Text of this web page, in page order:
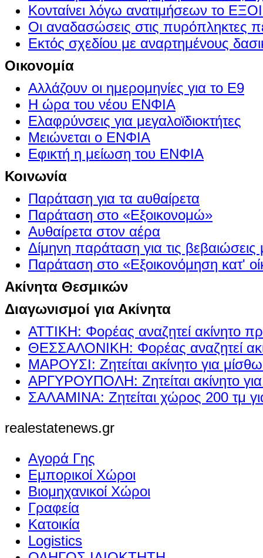
Κονταίνει λόγω ανατιμήσεων το
Οι αναδασώσεις στις πυρόπληκτες
Εκτός σχεδίου με αναρτημένους
Οικονομία
Αλλάζουν οι ημερομηνίες για το Ε9
Η ώρα του νέου ΕΝΦΙΑ
Ελαφρύνσεις για μεγαλοϊδιοκτήτες
Μειώνεται ο ΕΝΦΙΑ
Εφικτή η μείωση του ΕΝΦΙΑ
Κοινωνία
Παράταση για τα αυθαίρετα
Παράταση στο «Εξοικονομώ»
Αυθαίρετα στον αέρα
Δίμηνη παράταση για τις βεβαιώσεις
Παράταση στο «Εξοικονόμηση κατ'
Ακίνητα Θεσμικών
Διαγωνισμοί για Ακίνητα
ΑΤΤΙΚΗ: Φορέας αναζητεί ακίνητο
ΘΕΣΣΑΛΟΝΙΚΗ: Φορέας αναζητεί
ΜΑΡΟΥΣΙ: Ζητείται ακίνητο για
ΑΡΓΥΡΟΥΠΟΛΗ: Ζητείται ακίνητο
ΣΑΛΑΜΙΝΑ: Ζητείται χώρος 200 τμ
realestatenews.gr
Αγορά Γης
Εμπορικοί Χώροι
Βιομηχανικοί Χώροι
Γραφεία
Κατοικία
Logistics